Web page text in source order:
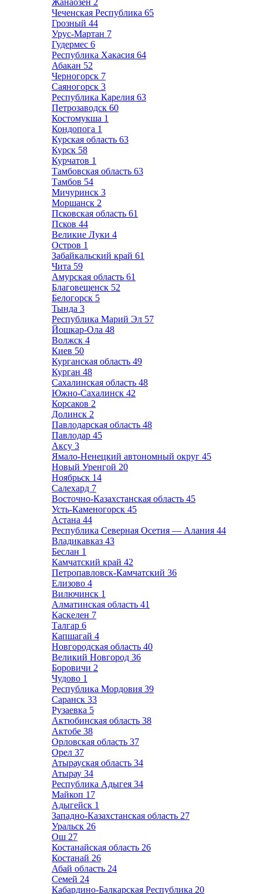
Жанаозен 2
Чеченская Республика 65
Грозный 44
Урус-Мартан 7
Гудермес 6
Республика Хакасия 64
Абакан 52
Черногорск 7
Саяногорск 3
Республика Карелия 63
Петрозаводск 60
Костомукша 1
Кондопога 1
Курская область 63
Курск 58
Курчатов 1
Тамбовская область 63
Тамбов 54
Мичуринск 3
Моршанск 2
Псковская область 61
Псков 44
Великие Луки 4
Остров 1
Забайкальский край 61
Чита 59
Амурская область 61
Благовещенск 52
Белогорск 5
Тында 3
Республика Марий Эл 57
Йошкар-Ола 48
Волжск 4
Киев 50
Курганская область 49
Курган 48
Сахалинская область 48
Южно-Сахалинск 42
Корсаков 2
Долинск 2
Павлодарская область 48
Павлодар 45
Аксу 3
Ямало-Ненецкий автономный округ 45
Новый Уренгой 20
Ноябрьск 14
Салехард 7
Восточно-Казахстанская область 45
Усть-Каменогорск 45
Астана 44
Республика Северная Осетия — Алания 44
Владикавказ 43
Беслан 1
Камчатский край 42
Петропавловск-Камчатский 36
Елизово 4
Вилючинск 1
Алматинская область 41
Каскелен 7
Талгар 6
Капшагай 4
Новгородская область 40
Великий Новгород 36
Боровичи 2
Чудово 1
Республика Мордовия 39
Саранск 33
Рузаевка 5
Актюбинская область 38
Актобе 38
Орловская область 37
Орел 37
Атырауская область 34
Атырау 34
Республика Адыгея 34
Майкоп 17
Адыгейск 1
Западно-Казахстанская область 27
Уральск 26
Ош 27
Костанайская область 26
Костанай 26
Абай область 24
Семей 24
Кабардино-Балкарская Республика 20